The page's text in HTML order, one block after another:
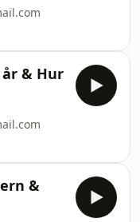
år & Hur
&